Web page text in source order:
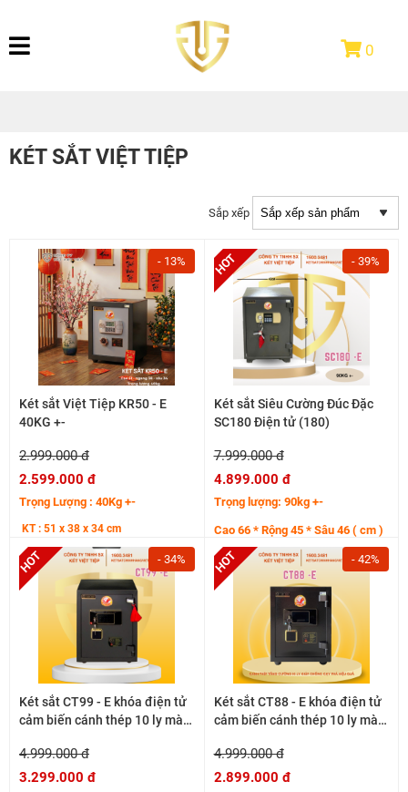
0
KÉT SẮT VIỆT TIỆP
Sắp xếp
- 13%
Két sắt Việt Tiệp KR50 - E
40KG +-
2.999.000 đ
2.599.000 đ
Trọng Lượng : 40Kg +-
KT : 51 x 38 x 34 cm
- 39%
Két sắt Siêu Cường Đúc Đặc
SC180 Điện tử (180)
7.999.000 đ
4.899.000 đ
Trọng lượng: 90kg +-
Cao 66 * Rộng 45 * Sâu 46 ( cm )
- 34%
Két sắt CT99 - E khóa điện tử
cảm biến cánh thép 10 ly màu
4.999.000 đ
3.299.000 đ
- 42%
Két sắt CT88 - E khóa điện tử
cảm biến cánh thép 10 ly màu
4.999.000 đ
2.899.000 đ